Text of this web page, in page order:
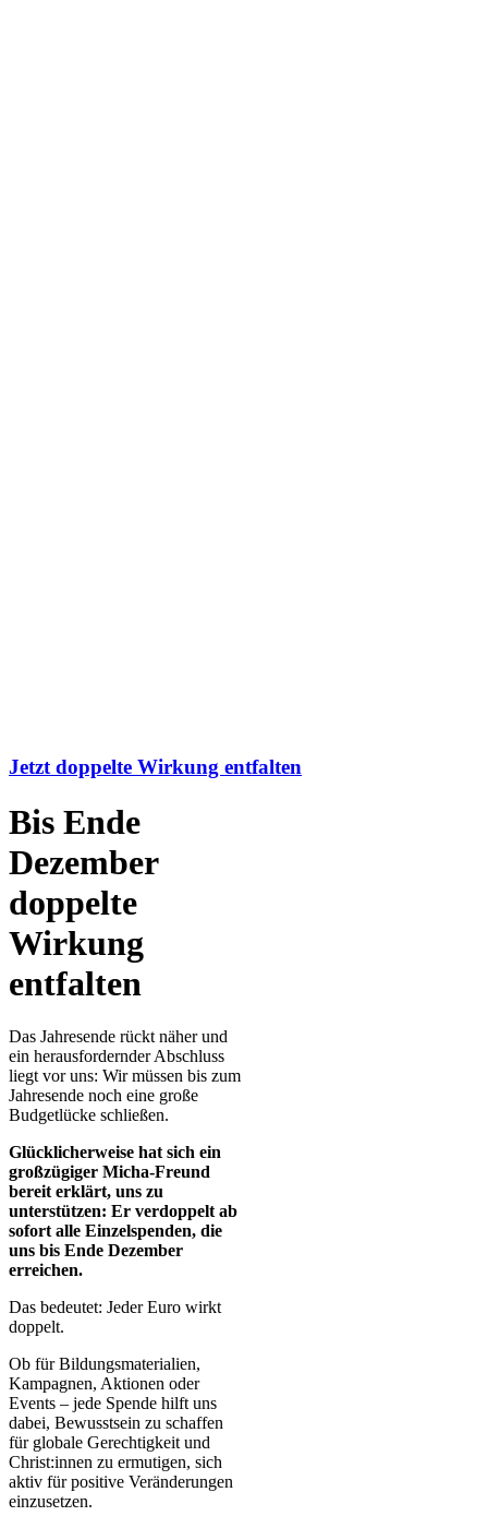
Jetzt doppelte Wirkung entfalten
Bis Ende
Dezember
doppelte
Wirkung
entfalten
Das Jahresende rückt näher und
ein herausfordernder Abschluss
liegt vor uns: Wir müssen bis zum
Jahresende noch eine große
Budgetlücke schließen.
Glücklicherweise hat sich ein
großzügiger Micha-Freund
bereit erklärt, uns zu
unterstützen: Er verdoppelt ab
sofort alle Einzelspenden, die
uns bis Ende Dezember
erreichen.
Das bedeutet: Jeder Euro wirkt
doppelt.
Ob für Bildungsmaterialien,
Kampagnen, Aktionen oder
Events – jede Spende hilft uns
dabei, Bewusstsein zu schaffen
für globale Gerechtigkeit und
Christ:innen zu ermutigen, sich
aktiv für positive Veränderungen
einzusetzen.